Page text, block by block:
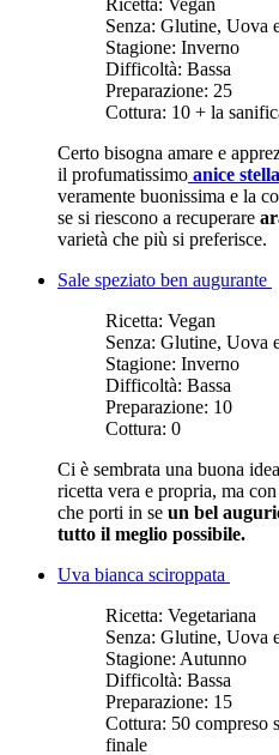
Senza: Glutine, Uova
Stagione: Inverno
Difficoltà: Bassa
Preparazione: 25
Cottura: 10 + la
Certo bisogna amare e
il profumatissimo anice
veramente buonissima e la
se si riescono a recuperare
varietà che più si preferisce.
Sale speziato ben augurante
Ricetta: Vegan
Senza: Glutine, Uova
Stagione: Inverno
Difficoltà: Bassa
Preparazione: 10
Cottura: 0
Ci è sembrata una buona
ricetta vera e propria, ma con
che porti in se un bel
tutto il meglio possibile.
Uva bianca sciroppata
Ricetta: Vegetariana
Senza: Glutine, Uova
Stagione: Autunno
Difficoltà: Bassa
Preparazione: 15
Cottura: 50 compreso
finale